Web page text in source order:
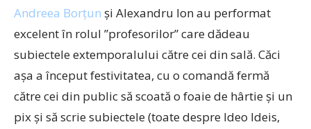
Andreea Borțun și Alexandru Ion au performat
excelent în rolul ”profesorilor” care dădeau
subiectele extemporalului către cei din sală. Căci
așa a început festivitatea, cu o comandă fermă
către cei din public să scoată o foaie de hârtie și un
pix și să scrie subiectele (toate despre Ideo Ideis,